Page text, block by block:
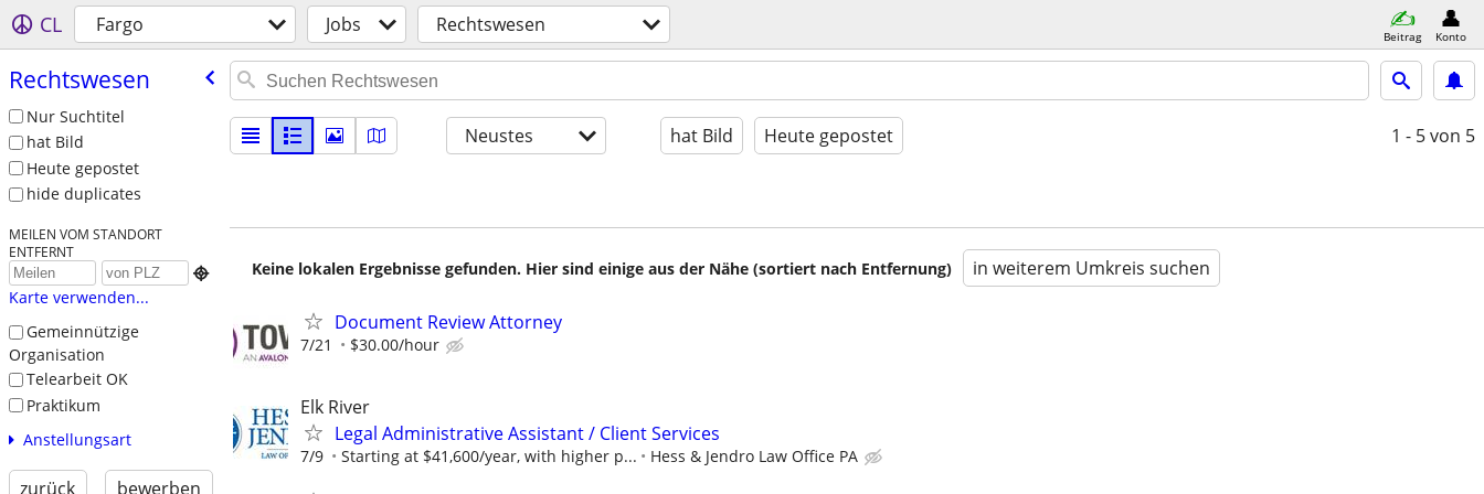
CL Fargo Jobs Rechtswesen Beitrag Konto
Rechtswesen
Nur Suchtitel
hat Bild
Heute gepostet
hide duplicates
MEILEN VOM STANDORT
ENTFERNT

Karte verwenden...
Gemeinnützige
Organisation
Telearbeit OK
Praktikum
Anstellungsart
zurück bewerben
Neustes hat Bild Heute gepostet 1 - 5von 5
Keine lokalen Ergebnisse gefunden. Hier sind einige aus der Nähe (sortiert nach Entfernung) in weiterem Umkreis suchen
Document Review Attorney
7/21 $30.00/hour
Elk River
Legal Administrative Assistant / Client Services
7/9 Starting at $41,600/year, with higher p... Hess & Jendro Law Office PA